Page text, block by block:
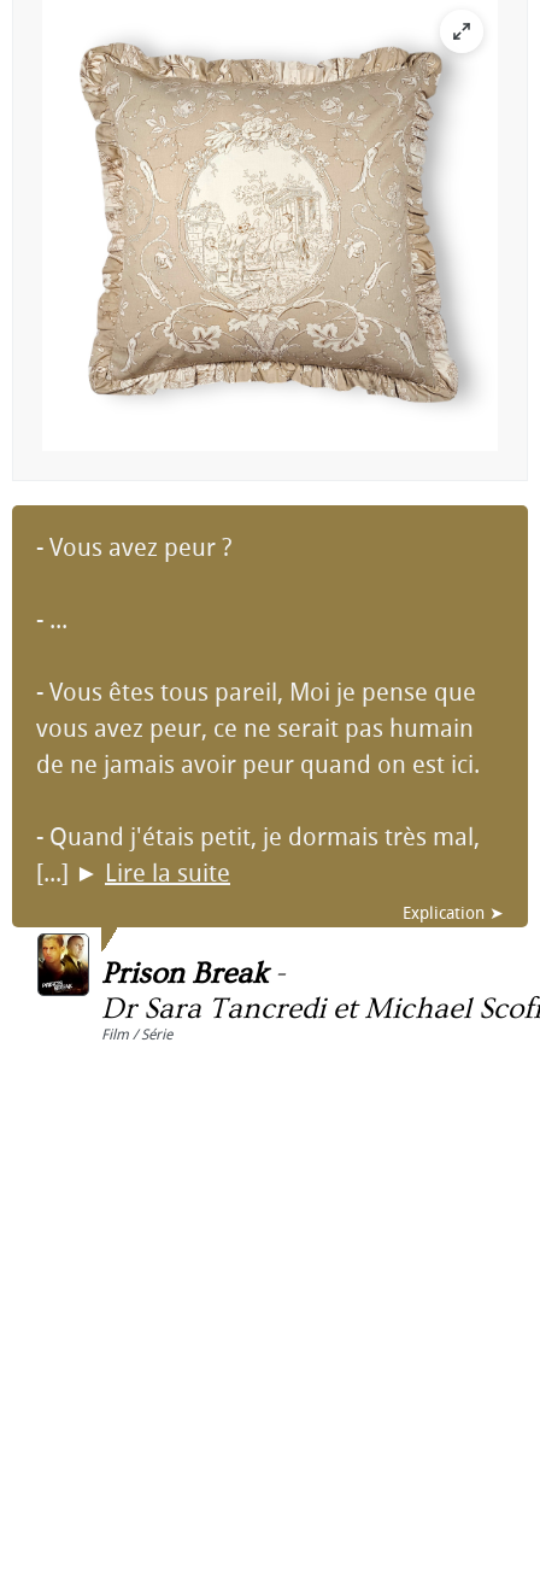
- Vous avez peur ?
- ...
- Vous êtes tous pareil, Moi je pense que
vous avez peur, ce ne serait pas humain
de ne jamais avoir peur quand on est ici.
- Quand j'étais petit, je dormais très mal,
[...] ► Lire la suite
Explication ➤
Prison Break-
Dr Sara Tancredi et Michael
Film / Série